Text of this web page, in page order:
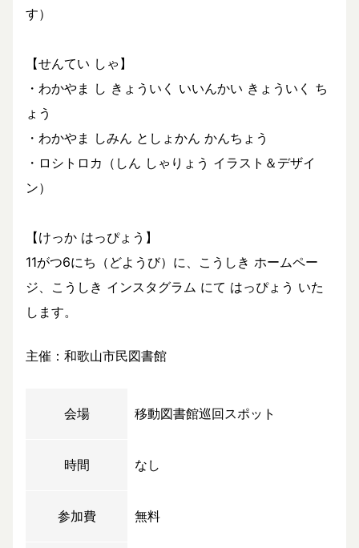
す）
【せんてい しゃ】
・わかやま し きょういく いいんかい きょういく ち
ょう
・わかやま しみん としょかん かんちょう
・ロシトロカ（しん しゃりょう イラスト＆デザイ
ン）
【けっか はっぴょう】
11がつ6にち（どようび）に、こうしき ホームペー
ジ、こうしき インスタグラム にて はっぴょう いた
します。
主催：和歌山市民図書館
会場 移動図書館巡回スポット
時間 なし
参加費 無料